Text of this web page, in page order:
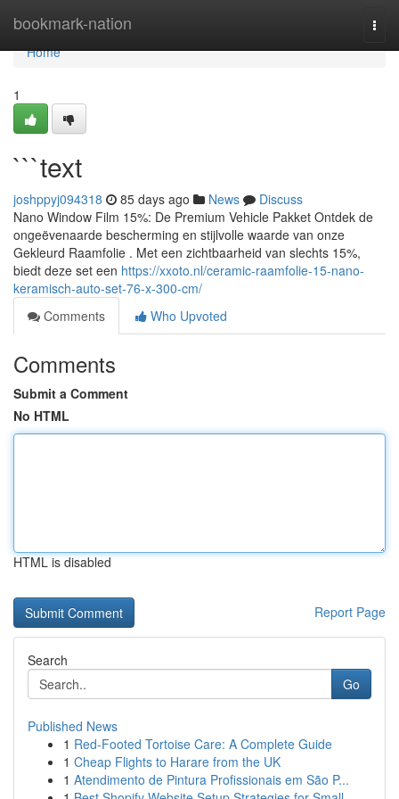
bookmark-nation
Home
Home
1
```text
joshppyj094318 85 days ago News
Discuss
Nano Window Film 15%: De Premium Vehicle Pakket Ontdek de
ongeëvenaarde bescherming en stijlvolle waarde van onze
Gekleurd Raamfolie . Met een zichtbaarheid van slechts 15%,
biedt deze set een https://xxoto.nl/ceramic-raamfolie-15-nano-
keramisch-auto-set-76-x-300-cm/
Comments
Who Upvoted
Comments
Submit a Comment
No HTML
HTML is disabled
Report Page
Search
Go
Published News
1 Red-Footed Tortoise Care: A Complete Guide
1 Cheap Flights to Harare from the UK
1 Atendimento de Pintura Profissionais em São P...